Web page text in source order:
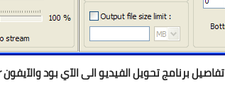
تفاصيل برنامج تحويل الفيديو الى الآي بود والآيفون Pazera Free Video to iPod Converter